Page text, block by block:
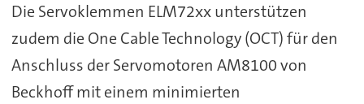
Die Servoklemmen ELM72xx unterstützen
zudem die One Cable Technology (OCT) für den
Anschluss der Servomotoren AM8100 von
Beckhoff mit einem minimierten